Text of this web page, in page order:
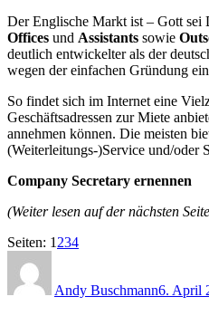
Der Englische Markt ist – Gott sei
Offices und Assistants sowie
deutlich entwickelter als der
wegen der einfachen Gründung
So findet sich im Internet eine
Geschäftsadressen zur Miete
annehmen können. Die meisten
(Weiterleitungs-)Service und/oder
Company Secretary ernennen
(Weiter lesen auf der nächsten
Seiten: Seite
1 ,Seite
2,Seite
3,Seite
4
Andy Buschmann6. April